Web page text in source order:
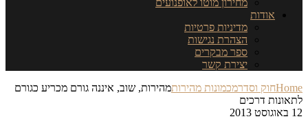
אודות
מדיניות פרטיות
הצהרת נגישות
ספר מבקרים
יצירת קשר
Homeחוק וסדרמכמונות מהירותמהירות, שוב, איננה גורם מכריע כגורם
לתאונות דרכים
12 באוגוסט 2013